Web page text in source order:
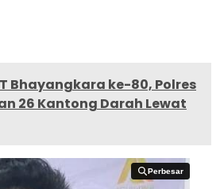
Bhayangkara ke-80, Polres
26 Kantong Darah Lewat
Perbesar
Perbesar